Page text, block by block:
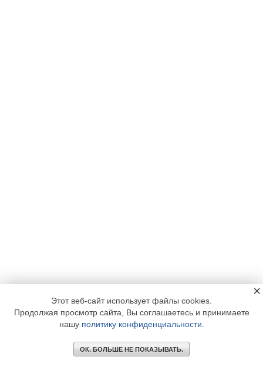
Этот веб-сайт использует файлы cookies.
Продолжая просмотр сайта, Вы соглашаетесь и принимаете
нашу политику конфиденциальности
ОК. БОЛЬШЕ НЕ ПОКАЗЫВАТЬ.
×